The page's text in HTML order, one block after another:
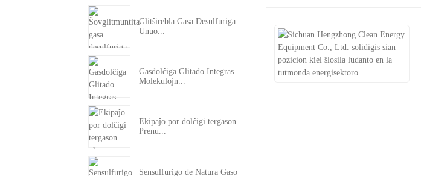
Glitŝirebla Gasa Desulfuriga
Unuo...
Gasdolĉiga Glitado Integras
Molekulojn...
Ekipaĵo por dolĉigi tergason
Prenu...
Sensulfurigo de Natura Gaso